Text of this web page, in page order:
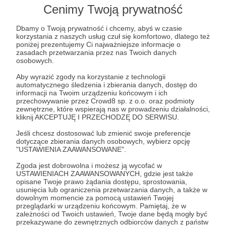
Cenimy Twoją prywatność
Dbamy o Twoją prywatność i chcemy, abyś w czasie
korzystania z naszych usług czuł się komfortowo, dlatego też
poniżej prezentujemy Ci najważniejsze informacje o
zasadach przetwarzania przez nas Twoich danych
osobowych.
Aby wyrazić zgody na korzystanie z technologii
automatycznego śledzenia i zbierania danych, dostęp do
informacji na Twoim urządzeniu końcowym i ich
przechowywanie przez Crowd8 sp. z o.o. oraz podmioty
zewnętrzne, które wspierają nas w prowadzeniu działalności,
kliknij AKCEPTUJĘ I PRZECHODZĘ DO SERWISU.
Jeśli chcesz dostosować lub zmienić swoje preferencje
dotyczące zbierania danych osobowych, wybierz opcję
"USTAWIENIA ZAAWANSOWANE".
Zgoda jest dobrowolna i możesz ją wycofać w
USTAWIENIACH ZAAWANSOWANYCH, gdzie jest także
opisane Twoje prawo żądania dostępu, sprostowania,
usunięcia lub ograniczenia przetwarzania danych, a także w
dowolnym momencie za pomocą ustawień Twojej
przeglądarki w urządzeniu końcowym. Pamiętaj, że w
zależności od Twoich ustawień, Twoje dane będą mogły być
przekazywane do zewnętrznych odbiorców danych z państw
100 zł miesięcznie
NUMER SPECJALNY & NUMER DODATKOWY
Obecność naliście przyjaciółw magazynie i na
psxextreme.pl potwierdzona!
Extreme Leaks, czyli przecieki z numeru - odebrane!
mamy 5 zestawów, o które możesz powalczyć w
konkursie.
Na swoim koncie Patronite znajdziesz
bieżącego numeru.
Specjalna rangana forum psxextreme.info
niezmiennie budzi podziw!
Do Twojej skrzynki pocztowej trafia świeżutki
drukowany numer z dodatkiemExtreme Plus!